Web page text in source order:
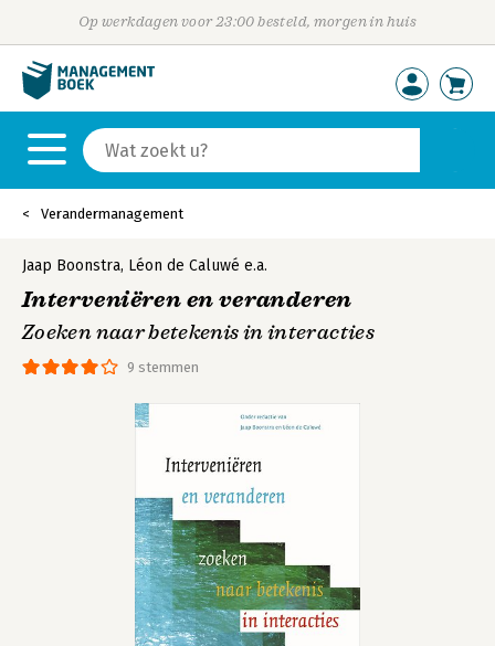
Op werkdagen voor 23:00 besteld, morgen in huis
Verandermanagement
9 stemmen
Jaap Boonstra, Léon de Caluwé e.a.
Interveniëren en veranderen
Zoeken naar betekenis in interacties